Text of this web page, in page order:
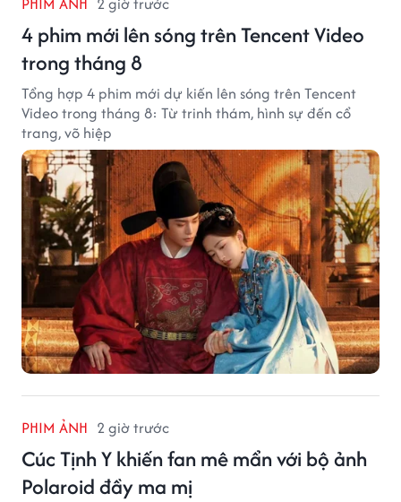
4 phim mới lên sóng trên Tencent Video
trong tháng 8
Tổng hợp 4 phim mới dự kiến lên sóng trên Tencent
Video trong tháng 8: Từ trinh thám, hình sự đến cổ
trang, võ hiệp
PHIM ẢNH 2 giờ trước
Cúc Tịnh Y khiến fan mê mẩn với bộ ảnh
Polaroid đầy ma mị